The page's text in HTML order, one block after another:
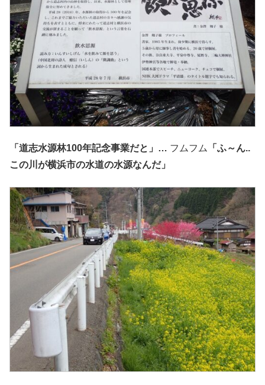
「道志水源林100年記念事業だと」… フムフム
「ふ～ん..
この川が横浜市の水道の水源なんだ」